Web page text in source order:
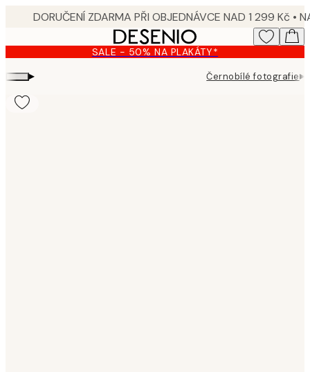
content.
SALE - 50% NA PLAKÁTY*
▸ Černobílé fotografie▸